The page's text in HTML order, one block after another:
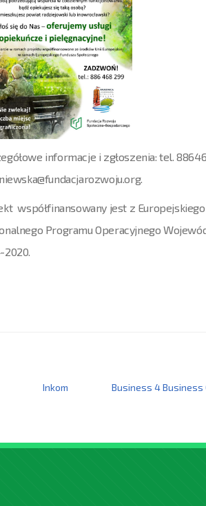
informacje i zgłoszenia: tel.
współfinansowany jest z
Programu Operacyjnego
2020.
Inkom Business 4 Business